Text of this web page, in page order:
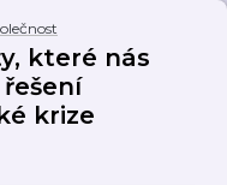
které nás
krize